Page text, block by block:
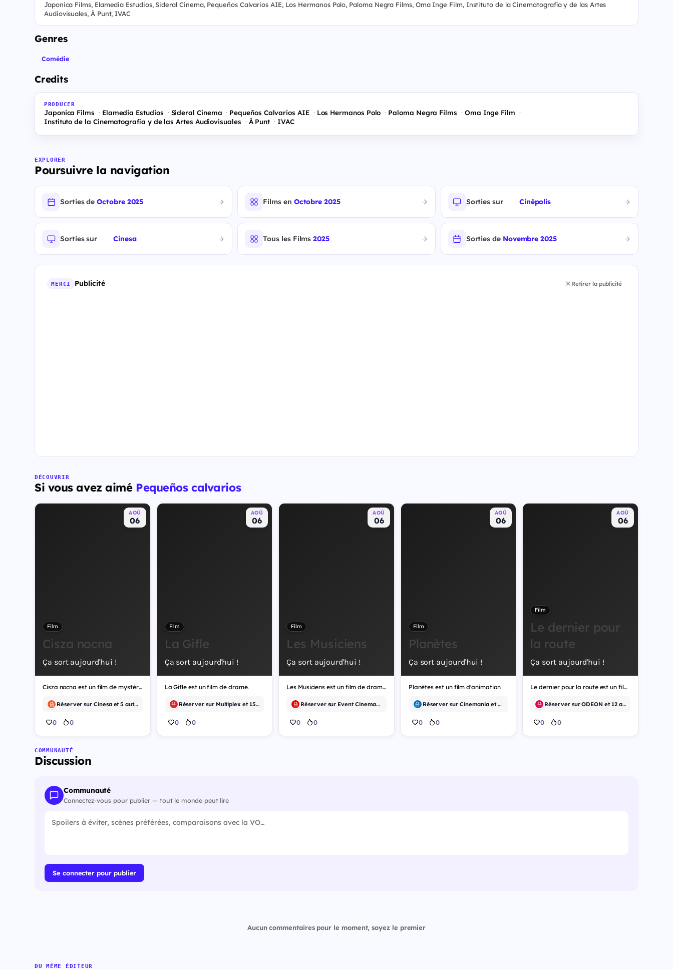
Japonica Films, Elamedia Estudios, Sideral Cinema, Pequeños Calvarios AIE, Los Hermanos Polo, Paloma Negra Films, Oma Inge Film, Instituto de la Cinematografía y de las Artes
Audiovisuales, À Punt, IVAC
Genres
Comédie
Credits
PRODUCER
Japonica Films Elamedia Estudios Sideral Cinema Pequeños Calvarios AIE Los Hermanos Polo Paloma Negra Films
Oma Inge Film
Instituto de la Cinematografía y de las Artes Audiovisuales
À Punt IVAC
EXPLORER
Poursuivre la navigation
Sorties deOctobre 2025 Films en Octobre 2025 Sorties sur Cinépolis
Sorties sur Cinesa Tous les Films2025 Sorties de Novembre 2025
MERCI Publicité Retirer la publicité
DÉCOUVRIR
Si vous avez aimé Pequeños calvarios
AOÛ
06
Film
Cisza nocna
Ça sort aujourd'hui !
Cisza nocna est un film de mystère.
Réserver sur Cinesa et 5 autres
0 0
AOÛ
06
Film
La Gifle
Ça sort aujourd'hui !
La Gifle est un film de drame.
Réserver sur Multiplex et 15 autres
0 0
AOÛ
06
Film
Les Musiciens
Ça sort aujourd'hui !
Les Musiciens est un film de drame.
Réserver sur Event Cinemas et 9 autres
0 0
AOÛ
06
Film
Planètes
Ça sort aujourd'hui !
Planètes est un film d'animation.
Réserver sur Cinemania et 12 autres
0 0
AOÛ
06
Film
Le dernier pour
la route
Ça sort aujourd'hui !
Le dernier pour la route est un film de comédie.
Réserver sur ODEON et 12 autres
0 0
COMMUNAUTÉ
Discussion
Communauté
Connectez-vous pour publier — tout le monde peut lire
Se connecter pour publier
Aucun commentaires pour le moment, soyez le premier
DU MÊME ÉDITEUR